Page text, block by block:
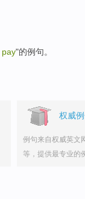
pay"的例句。
权威
例句来自权威英文
等，提供最专业的